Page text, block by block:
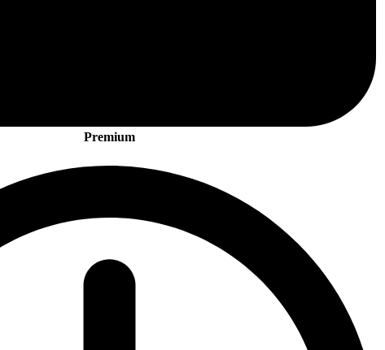
Premium